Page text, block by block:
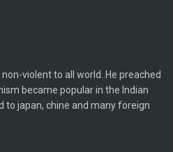
violent to all world. He preached
became popular in the Indian
to japan, chine and many foreign